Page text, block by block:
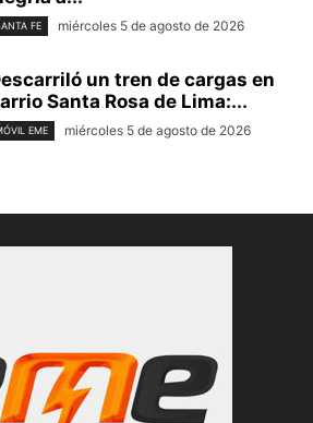
FE miércoles 5 de agosto de 2026
un tren de cargas en
Santa Rosa de Lima:...
EME miércoles 5 de agosto de 2026